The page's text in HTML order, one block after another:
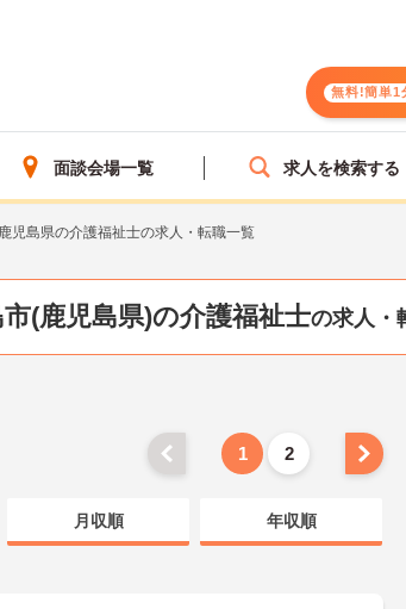
無料!簡単1
面談会場一覧 求人を検索する
鹿児島県の介護福祉士の求人・転職一覧
(鹿児島県)の介護福祉士の求人・
1 2
月収順 年収順